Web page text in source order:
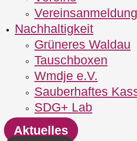
Vereinsanmeldung
Nachhaltigkeit
Grüneres Waldau
Tauschboxen
Wmdje e.V.
Sauberhaftes
SDG+ Lab
Aktuelles